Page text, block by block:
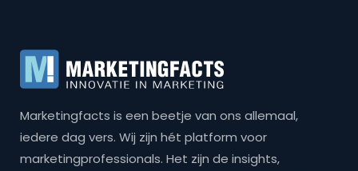
Marketingfacts is een beetje van ons allemaal,
iedere dag vers. Wij zijn hét platform voor
marketingprofessionals. Het zijn de insights,